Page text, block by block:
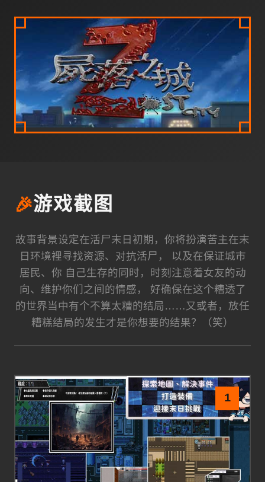
🎉游戏截图
故事背景设定在活尸末日初期，你将扮演苦主在末
日环境裡寻找资源、对抗活尸， 以及在保证城市
居民、你 自己生存的同时，时刻注意着女友的动
向、维护你们之间的情感， 好确保在这个糟透了
的世界当中有个不算太糟的结局……又或者，放任
糟糕结局的发生才是你想要的结果？（笑）
1